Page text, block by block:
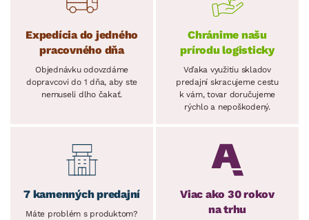
Expedícia do jedného
pracovného dňa
Objednávku odovzdáme
dopravcovi do 1 dňa, aby ste
nemuseli dlho čakať.
Chránime našu
prírodu logisticky
Vďaka využitiu skladov
predajní skracujeme cestu
k vám, tovar doručujeme
rýchlo a nepoškodený.
7 kamenných predajní
Máte problém s produktom?
Viac ako 30 rokov
na trhu